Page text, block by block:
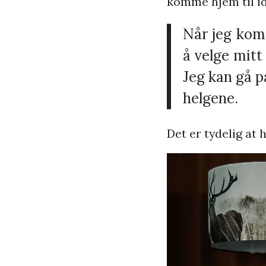
Når jeg
å velge mitt
Jeg kan gå
helgene.
Det er tydelig at